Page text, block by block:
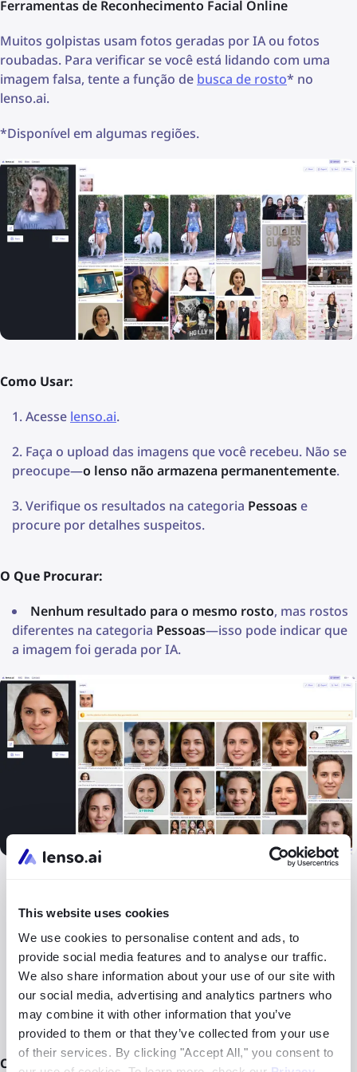
This website uses cookies
We use cookies to personalise content and ads, to
provide social media features and to analyse our traffic.
We also share information about your use of our site with
our social media, advertising and analytics partners who
may combine it with other information that you’ve
provided to them or that they’ve collected from your use
of their services. By clicking "Accept All," you consent to
Ferramentas de Reconhecimento Facial Online
Muitos golpistas usam fotos geradas por IA ou fotos
roubadas. Para verificar se você está lidando com uma
imagem falsa, tente a função de busca de rosto* no
lenso.ai.
*Disponível em algumas regiões.
Como Usar:
Acesse lenso.ai.
Faça o upload das imagens que você recebeu. Não se
preocupe—o lenso não armazena permanentemente.
Verifique os resultados na categoria Pessoase
procure por detalhes suspeitos.
O Que Procurar:
Nenhum resultado para o mesmo rosto, mas rostos
diferentes na categoria Pessoas—isso pode indicar que
a imagem foi gerada por IA.
é necessariamente um sinal de alerta. Procure outros
sinais de advertência.
Resultados com o mesmo rosto, mas nomes ou
locais diferentes —isso pode indicar que a imagem foi
roubada ou que a pessoa mentiu sobre sua identidade.
Como Confirmar se É a Mesma Pessoa: